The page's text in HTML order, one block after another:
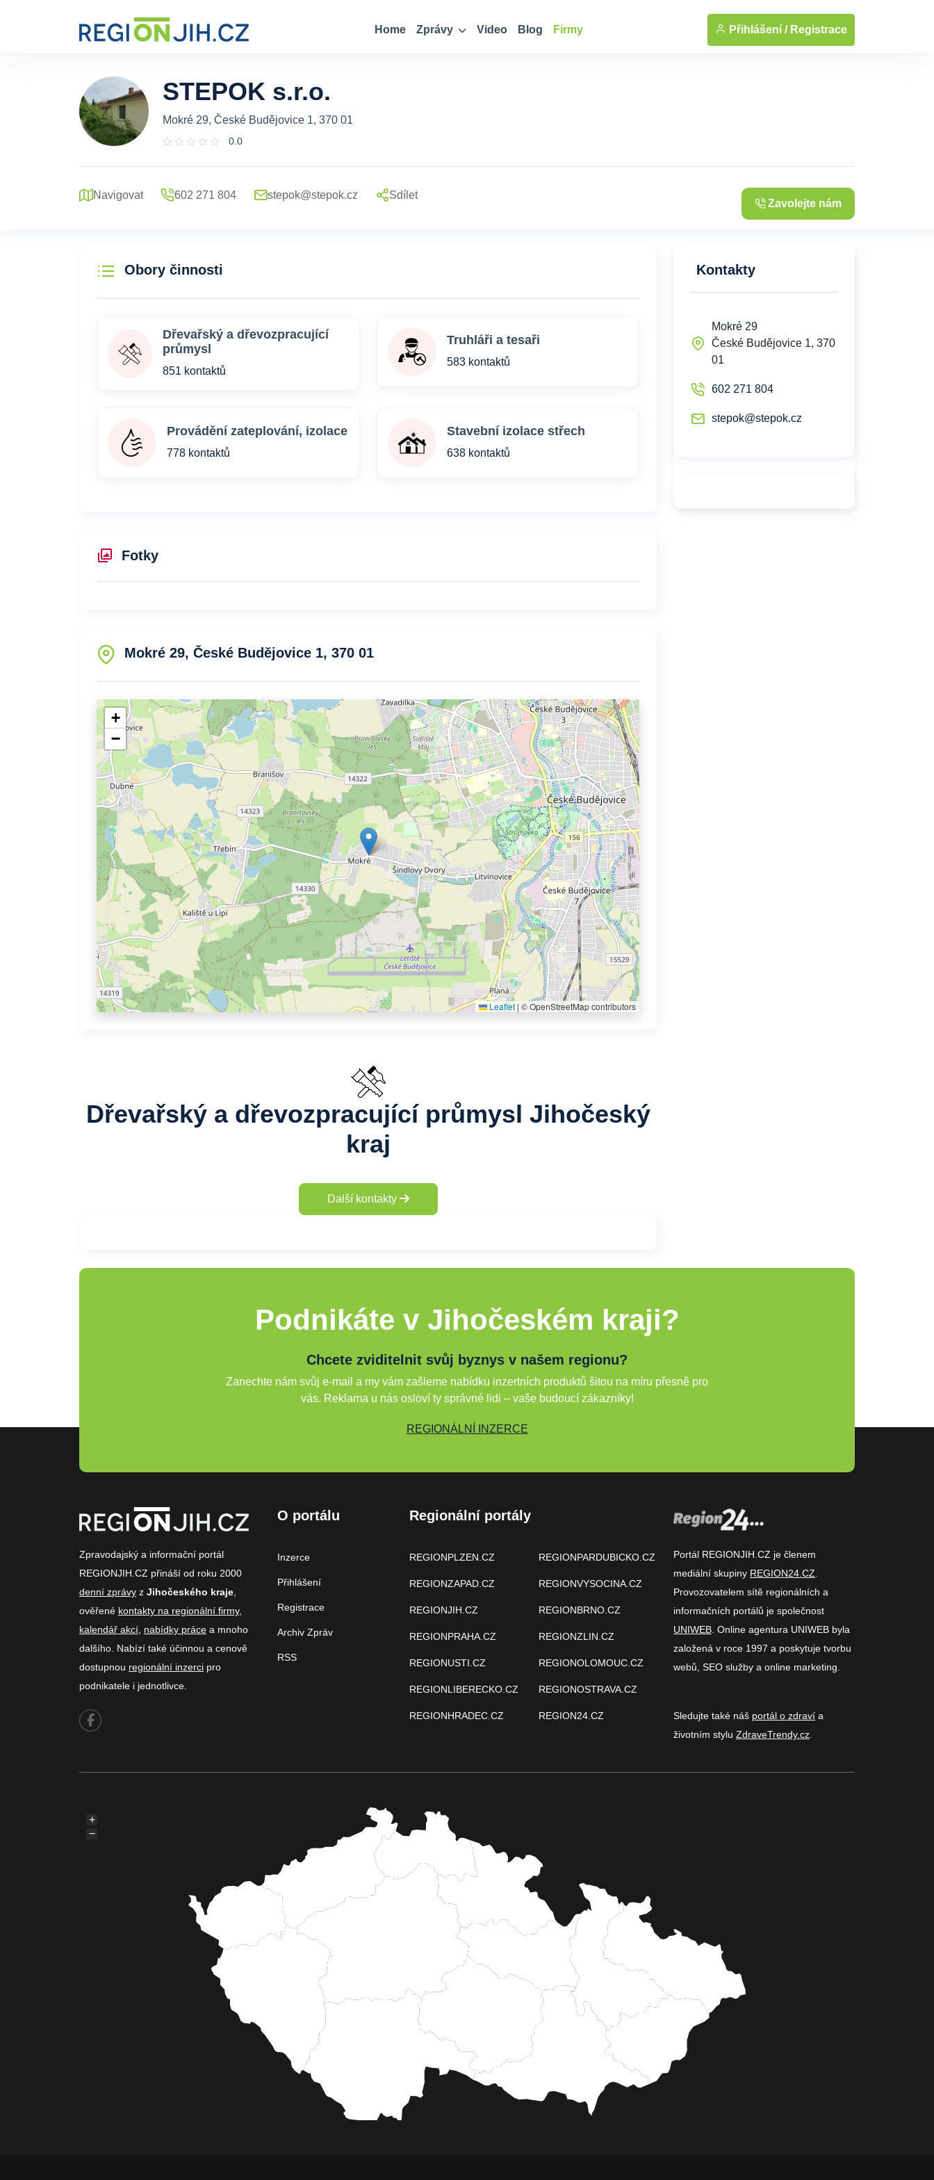
Home Zprávy Video Blog Firmy Přihlášení / Registrace
... Zobrazit fotografie
STEPOK s.r.o.
Mokré 29, České Budějovice 1, 370 01
0.0
Navigovat 602 271 804 stepok@stepok.cz Sdílet
Zavolejte nám
Obory činnosti
Dřevařský a dřevozpracující
průmysl
851 kontaktů
Truhláři a tesaři
583 kontaktů
Provádění zateplování, izolace
778 kontaktů
Stavební izolace střech
638 kontaktů
Fotky
Mokré 29, České Budějovice 1, 370 01
+
−
Leaflet | © OpenStreetMap contributors
Dřevařský a dřevozpracující průmysl Jihočeský
kraj
Další kontakty
Kontakty
Mokré 29
České Budějovice 1, 370
01
602 271 804
stepok@stepok.cz
Podnikáte v Jihočeském kraji?
Chcete zviditelnit svůj byznys v našem regionu?
Zanechte nám svůj e-mail a my vám zašleme nabídku inzertních produktů šitou na míru přesně pro
vás. Reklama u nás osloví ty správné lidi – vaše budoucí zákazníky!
REGIONÁLNÍ INZERCE
Zpravodajský a informační portál
REGIONJIH.CZ přináší od roku 2000
denní zprávy z Jihočeského kraje
ověřené kontakty na regionální firmy,
kalendář akcí nabídky práce a mnoho
dalšího. Nabízí také účinnou a cenově
dostupnou regionální inzerci pro
podnikatele i jednotlivce.
O portálu
Inzerce
Přihlášení
Registrace
Archiv Zpráv
RSS
Regionální portály
REGIONPLZEN.CZ
REGIONZAPAD.CZ
REGIONJIH.CZ
REGIONPRAHA.CZ
REGIONUSTI.CZ
REGIONLIBERECKO.CZ
REGIONHRADEC.CZ
REGIONPARDUBICKO.CZ
REGIONVYSOCINA.CZ
REGIONBRNO.CZ
REGIONZLIN.CZ
REGIONOLOMOUC.CZ
REGIONOSTRAVA.CZ
REGION24.CZ
Portál REGIONJIH.CZ je členem
mediální skupiny REGION24.CZ
Provozovatelem sítě regionálních a
informačních portálů je společnost
UNIWEB . Online agentura UNIWEB byla
založená v roce 1997 a poskytuje tvorbu
webů, SEO služby a online marketing.
Sledujte také náš portál o zdraví a
životním stylu ZdraveTrendy.cz
+
−